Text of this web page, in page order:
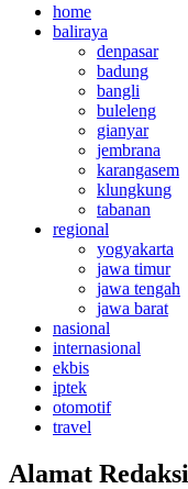
home
baliraya
denpasar
badung
bangli
buleleng
gianyar
jembrana
karangasem
klungkung
tabanan
regional
yogyakarta
jawa timur
jawa tengah
jawa barat
nasional
internasional
ekbis
iptek
otomotif
travel
Alamat Redaksi